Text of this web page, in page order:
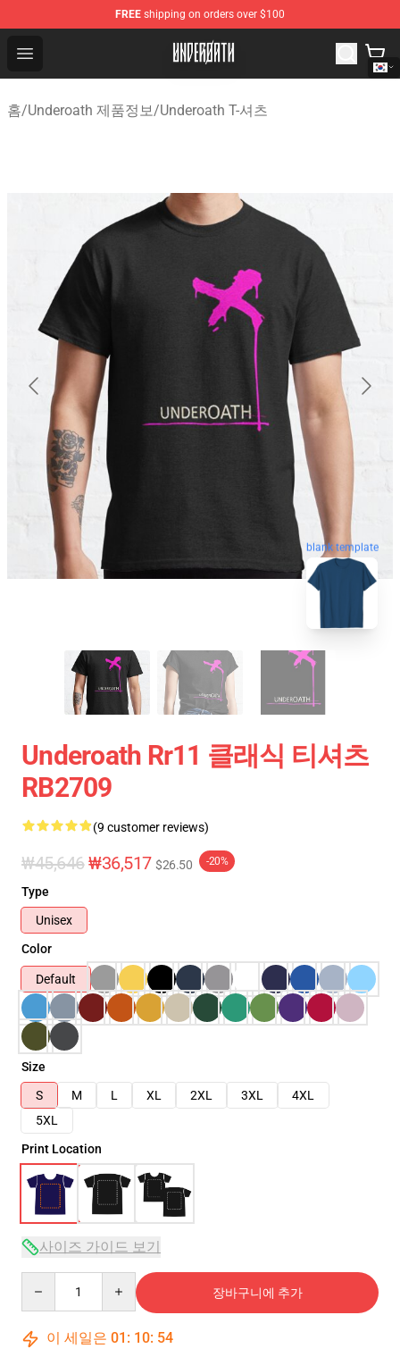
FREE shipping on orders over $100
Open menu
Underoath Store - Official Underoath Merchandise Shop
홈/Underoath 제품정보/Underoath T-셔츠
blank template
Underoath Rr11 클래식 티셔츠
RB2709
(9 customer reviews)
₩45,646₩36,517 $26.50 -20%
Type
Unisex
Color
Default
Size
S
M L XL 2XL 3XL
4XL
5XL
Print Location
사이즈 가이드 보기
장바구니에 추가
이 세일은 01 : 10: 53